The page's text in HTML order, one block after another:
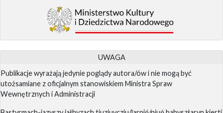
UWAGA
Publikacje wyrażają jedynie poglądy autora/ów i nie mogą być
utożsamiane z oficjalnym stanowiskiem Ministra Spraw
Wewnętrznych i Administracji